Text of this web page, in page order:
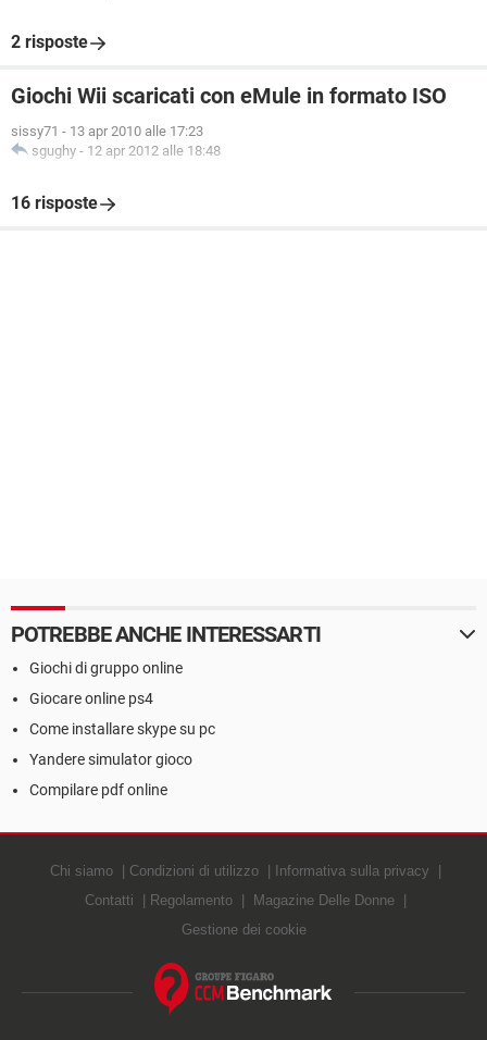
2 risposte
Giochi Wii scaricati con eMule in formato ISO
sissy71 - 13 apr 2010 alle 17:23
sgughy - 12 apr 2012 alle 18:48
16 risposte
POTREBBE ANCHE INTERESSARTI
Giochi di gruppo online
Giocare online ps4
Come installare skype su pc
Yandere simulator gioco
Compilare pdf online
Chi siamo Condizioni di utilizzo
Informativa sulla privacy
Contatti
Regolamento
Magazine Delle Donne
Gestione dei cookie